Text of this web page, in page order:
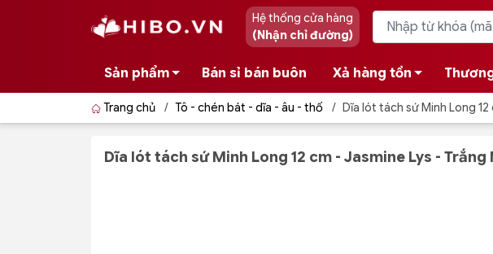
Hệ thống cửa hàng
(Nhận chỉ đường)
Sản phẩm Bán sỉ bán buôn Xả hàng tồn
Trang chủ / Tô - chén bát - dĩa - âu - thố / Dĩa lót tách sứ Minh Long
Dĩa lót tách sứ Minh Long 12 cm - Jasmine Lys - Trắng